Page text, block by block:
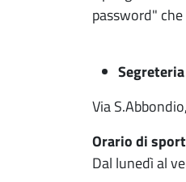
password"
Via
Orario di
Dal lunedì al